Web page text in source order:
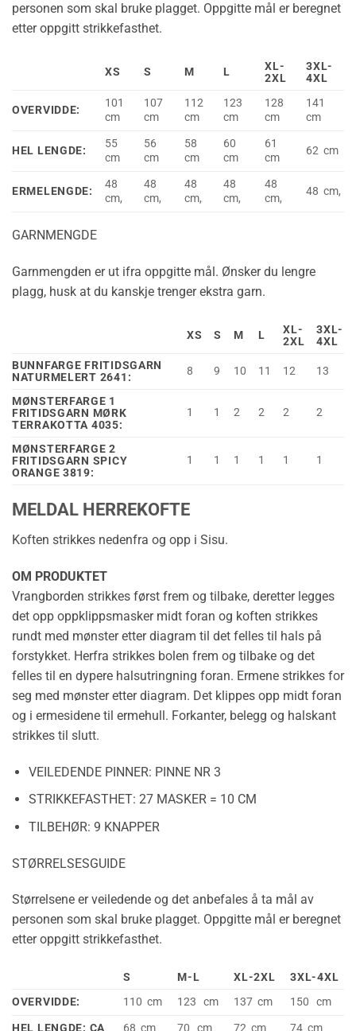
personen som skal bruke plagget. Oppgitte mål er beregnet
etter oppgitt strikkefasthet.
XS S M L
XL-
2XL
3XL-
4XL
OVERVIDDE:
101
cm
107
cm
112
cm
123
cm
128
cm
141
cm
HEL LENGDE:
55
cm
56
cm
58
cm
60
cm
61
cm
62 cm
ERMELENGDE:
48
cm,
48
cm,
48
cm,
48
cm,
48
cm,
48 cm,
GARNMENGDE
Garnmengden er ut ifra oppgitte mål. Ønsker du lengre
plagg, husk at du kanskje trenger ekstra garn.
XS S M L
XL-
2XL
3XL-
4XL
BUNNFARGE FRITIDSGARN
NATURMELERT 2641:
8 9 10 11 12 13
MØNSTERFARGE 1
FRITIDSGARN MØRK
TERRAKOTTA 4035:
1 1 2 2 2 2
MØNSTERFARGE 2
FRITIDSGARN SPICY
ORANGE 3819:
1 1 1 1 1 1
MELDAL HERREKOFTE
Koften strikkes nedenfra og opp i Sisu.
OM PRODUKTET
Vrangborden strikkes først frem og tilbake, deretter legges
det opp oppklippsmasker midt foran og koften strikkes
rundt med mønster etter diagram til det felles til hals på
forstykket. Herfra strikkes bolen frem og tilbake og det
felles til en dypere halsutringning foran. Ermene strikkes for
seg med mønster etter diagram. Det klippes opp midt foran
og i ermesidene til ermehull. Forkanter, belegg og halskant
strikkes til slutt.
VEILEDENDE PINNER: PINNE NR 3
STRIKKEFASTHET: 27 MASKER = 10 CM
TILBEHØR: 9 KNAPPER
STØRRELSESGUIDE
Størrelsene er veiledende og det anbefales å ta mål av
personen som skal bruke plagget. Oppgitte mål er beregnet
etter oppgitt strikkefasthet.
S M-L XL-2XL
3XL-4XL
OVERVIDDE:
110 cm 123 cm 137 cm
150 cm